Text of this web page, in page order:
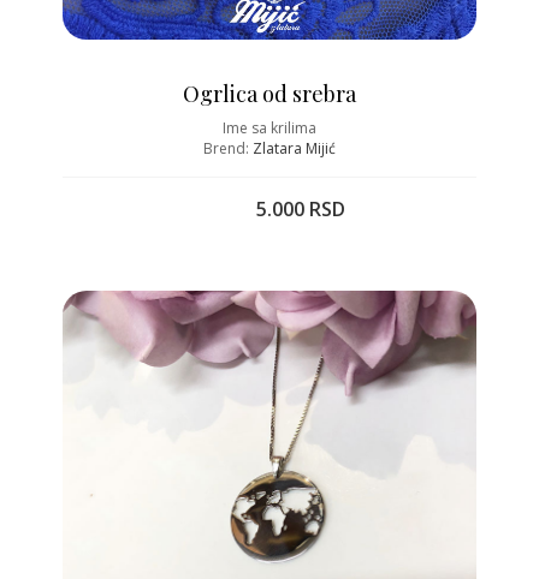
Ogrlica od srebra
Ime sa krilima
Brend: Zlatara Mijić
5.000 RSD